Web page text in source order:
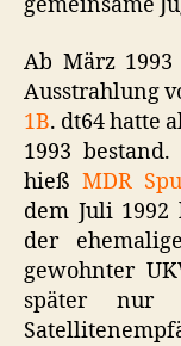
gemeinsame
Ab März
Ausstrahlung
1B. dt64 hatte
1993
hießMDR
dem Juli
der
gewohnter
später nur